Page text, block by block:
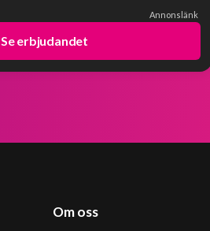
Annonslänk
Se erbjudandet
Om oss